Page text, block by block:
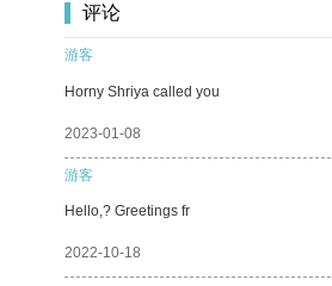
评论
游客
Horny Shriya called you
2023-01-08
游客
Hello,? Greetings fr
2022-10-18